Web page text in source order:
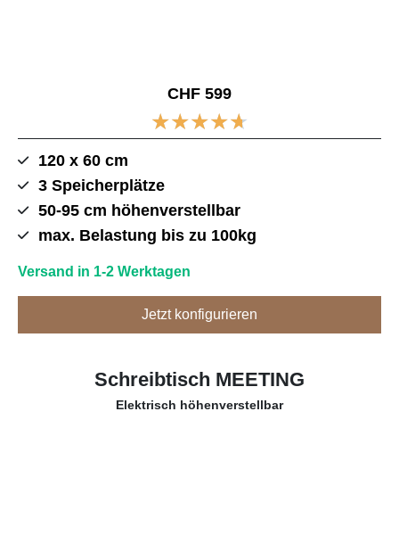
CHF 599
★★★★★
120 x 60 cm
3 Speicherplätze
50-95 cm höhenverstellbar
max. Belastung bis zu 100kg
Versand in 1-2 Werktagen
Jetzt konfigurieren
Schreibtisch MEETING
Elektrisch höhenverstellbar